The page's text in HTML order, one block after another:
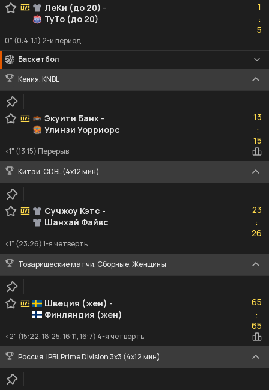
ЛеКи (до 20) -
ТуТо (до 20)
1
:5
5
0" (0:4, 1:1) 2-й период
Баскетбол
Кения. KNBL
Экуити Банк -
Улинзи Уорриорс
13
:15
15
<1" (13:15) Перерыв
Китай. CDBL (4x12 мин)
Сучжоу Кэтс -
Шанхай Файвс
23
:26
26
<1" (23:26) 1-я четверть
Товарищеские матчи. Сборные. Женщины
Швеция (жен) -
Финляндия (жен)
65
:65
65
<2" (15:22, 18:25, 16:11, 16:7) 4-я четверть
Россия. IPBL Prime Division 3x3 (4x12 мин)